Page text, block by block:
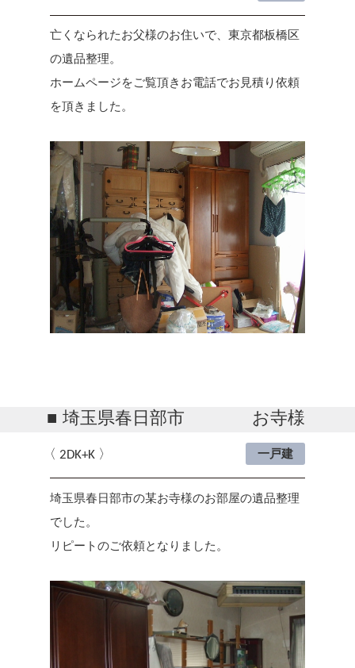
亡くなられたお父様のお住いで、東京都板橋区
の遺品整理。
ホームページをご覧頂きお電話でお見積り依頼
を頂きました。
埼玉県春日部市 お寺様
一戸建
2DK+K
埼玉県春日部市の某お寺様のお部屋の遺品整理
でした。
リピートのご依頼となりました。